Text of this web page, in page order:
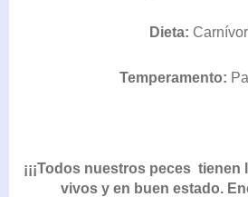
Dieta:
Temperamento:
¡¡¡Todos nuestros peces
vivos y en buen estado.